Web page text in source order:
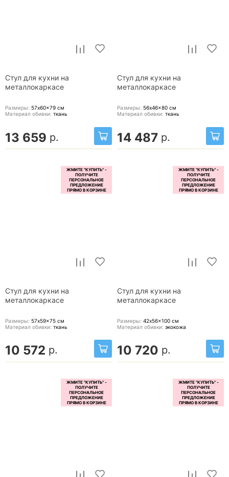
Стул для кухни на
металлокаркасе
Размеры: 57x60x79 см
Материал обивки: ткань
13 659 р.
Стул для кухни на
металлокаркасе
Размеры: 56x46x80 см
Материал обивки: ткань
14 487 р.
Стул для кухни на
металлокаркасе
Размеры: 57x59x75 см
Материал обивки: ткань
10 572 р.
Стул для кухни на
металлокаркасе
Размеры: 42x56x100 см
Материал обивки: экокожа
10 720 р.